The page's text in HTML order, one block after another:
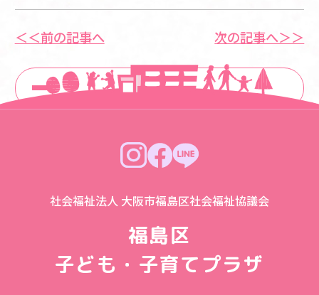
＜＜前の記事へ
一覧に戻る
次の記事へ＞＞
社会福祉法人 大阪市福島区社会福祉協議会
福島区
子ども・子育てプラザ